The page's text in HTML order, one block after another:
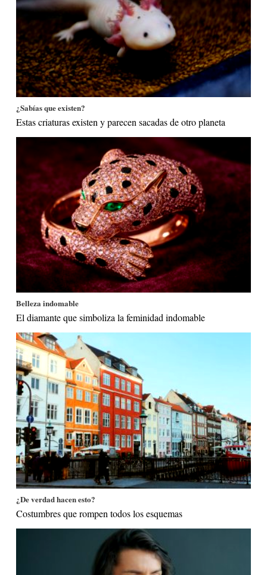
¿Sabías que existen?
Estas criaturas existen y parecen sacadas de otro planeta
Belleza indomable
El diamante que simboliza la feminidad indomable
¿De verdad hacen esto?
Costumbres que rompen todos los esquemas